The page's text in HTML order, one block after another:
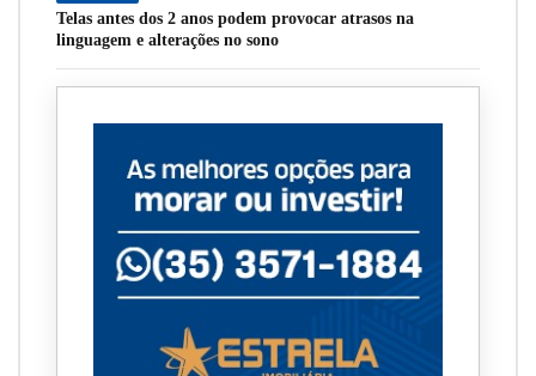
Telas antes dos 2 anos podem provocar atrasos na
linguagem e alterações no sono